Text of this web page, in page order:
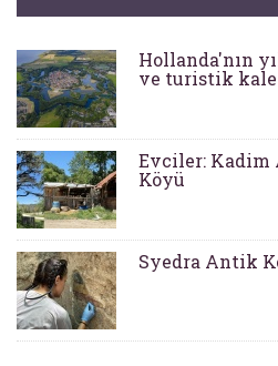
Hollanda'nın
ve turistik
Evciler: Kadim
Köyü
Syedra Antik